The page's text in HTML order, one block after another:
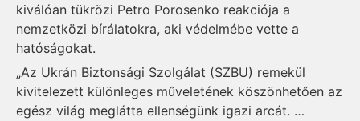
kiválóan tükrözi Petro Porosenko reakciója a
nemzetközi bírálatokra, aki védelmébe vette a
hatóságokat.
„Az Ukrán Biztonsági Szolgálat (SZBU) remekül
kivitelezett különleges műveletének köszönhetően az
egész világ meglátta ellenségünk igazi arcát. …